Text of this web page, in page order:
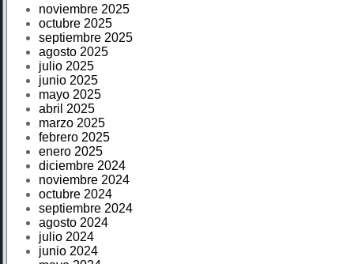
noviembre 2025
octubre 2025
septiembre 2025
agosto 2025
julio 2025
junio 2025
mayo 2025
abril 2025
marzo 2025
febrero 2025
enero 2025
diciembre 2024
noviembre 2024
octubre 2024
septiembre 2024
agosto 2024
julio 2024
junio 2024